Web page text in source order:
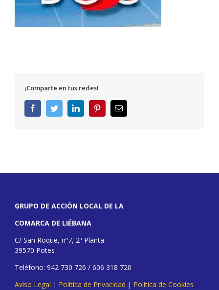
¡Comparte en tus redes!
FacebookTwitterLinkedInPinterestCorreo
electrónico
GRUPO DE ACCIÓN LOCAL DE LA
COMARCA DE LIÉBANA
C/ San Roque, nº7, 2ª Planta
39570 Potes
Teléfono: 942 730 726 / 606 318 720
Aviso Legal | Política de Privacidad | Política de Cookies